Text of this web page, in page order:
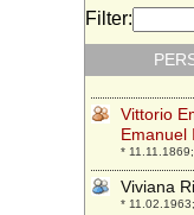
Filter:
*
Vittorio
Emanuel
*
Vittorio
Emanuel
*
Viviana
* 11.02.1963;